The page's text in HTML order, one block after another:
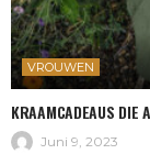
VROUWEN
KRAAMCADEAUS DIE
Juni 9, 2023